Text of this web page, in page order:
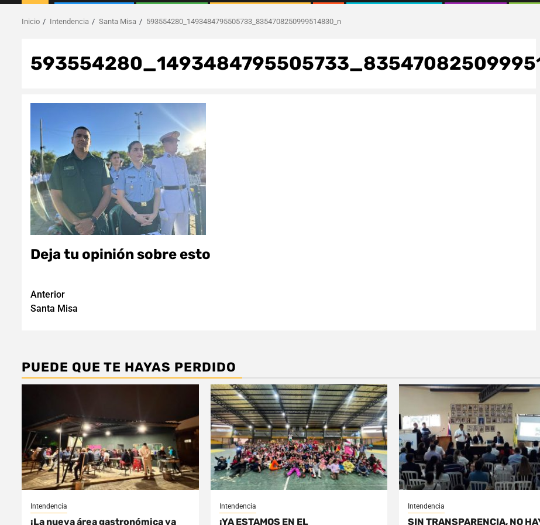
Inicio Intendencia Santa Misa 593554280_1493484795505733_8354708250999514830_n
Deja tu opinión sobre esto
Navegación
de
Anterior
Santa Misa
PUEDE QUE TE HAYAS PERDIDO
Intendencia
¡La nueva área gastronómica ya
Intendencia
¡YA ESTAMOS EN EL
Intendencia
SIN TRANSPARENCIA, NO